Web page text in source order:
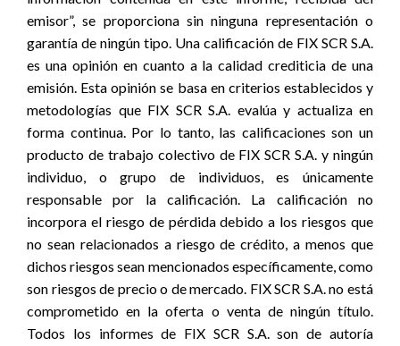
emisor”, se proporciona sin ninguna representación o
garantía de ningún tipo. Una calificación de FIX SCR S.A.
es una opinión en cuanto a la calidad crediticia de una
emisión. Esta opinión se basa en criterios establecidos y
metodologías que FIX SCR S.A. evalúa y actualiza en
forma continua. Por lo tanto, las calificaciones son un
producto de trabajo colectivo de FIX SCR S.A. y ningún
individuo, o grupo de individuos, es únicamente
responsable por la calificación. La calificación no
incorpora el riesgo de pérdida debido a los riesgos que
no sean relacionados a riesgo de crédito, a menos que
dichos riesgos sean mencionados específicamente, como
son riesgos de precio o de mercado. FIX SCR S.A. no está
comprometido en la oferta o venta de ningún título.
Todos los informes de FIX SCR S.A. son de autoría